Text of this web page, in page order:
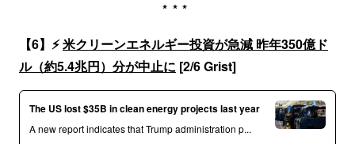
***
【6】⚡️米クリーンエネルギー投資が急減 昨年350億ド
ル（約5.4兆円）分が中止に [2/6 Grist]
The US lost $35B in clean energy projects last year
A new report indicates that Trump administration p...